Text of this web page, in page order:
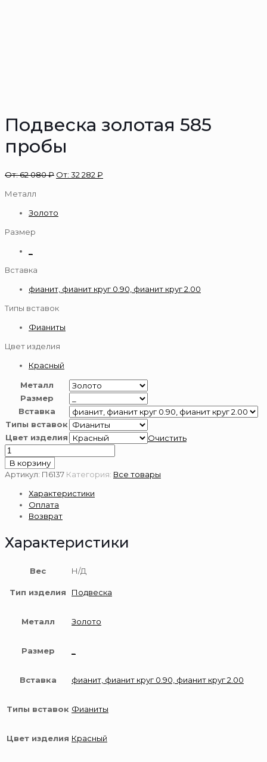
Подвеска золотая 585
пробы
От:62 080₽ От: 32 282 ₽
Металл
Золото
Размер
Вставка
фианит, фианит круг 0.90, фианит круг 2.00
Типы вставок
Фианиты
Цвет изделия
Красный
Металл
Размер
Вставка
Типы вставок
Цвет изделия
Очистить
Количество
товара
Подвеска
пробы
В корзину
Артикул: П6137 Категория: Все товары
Характеристики
Оплата
Возврат
Характеристики
Вес Н/Д
Тип изделия Подвеска
Металл Золото
Размер
Вставка фианит, фианит круг 0.90, фианит круг 2.00
Типы вставок Фианиты
Цвет изделия Красный